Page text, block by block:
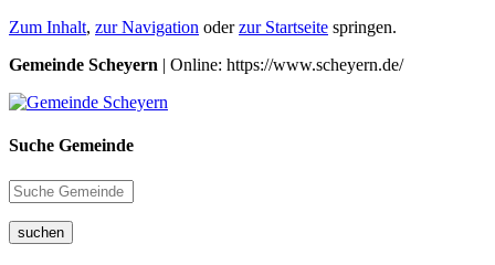
Zum Inhalt, zur Navigation oderzur Startseite springen.
Gemeinde Scheyern | Online: https://www.scheyern.de/
Suche Gemeinde
suchen